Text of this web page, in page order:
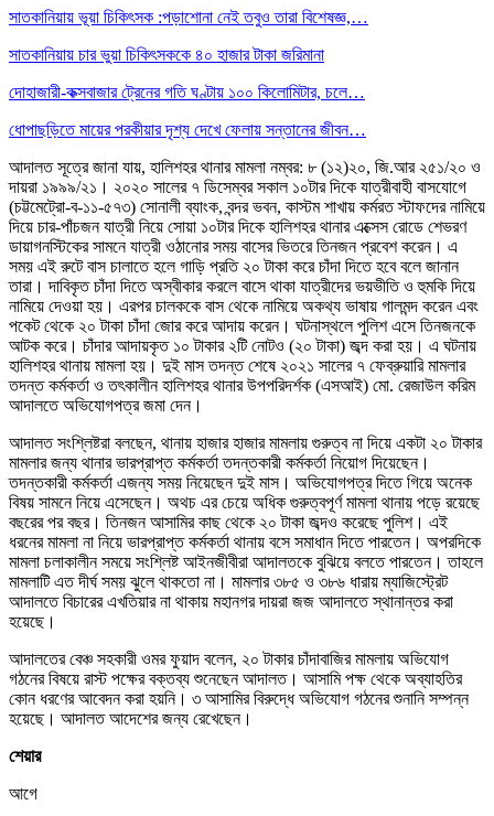
সাতকানিয়ায় ভূয়া চিকিৎসক :পড়াশোনা নেই তবুও তারা বিশেষজ্ঞ,…
সাতকানিয়ায় চার ভুয়া চিকিৎসককে ৪০ হাজার টাকা জরিমানা
দোহাজারী-কক্সবাজার ট্রেনের গতি ঘণ্টায় ১০০ কিলোমিটার, চলে…
ধোপাছড়িতে মায়ের পরকীয়ার দৃশ্য দেখে ফেলায় সন্তানের জীবন…
আদালত সূত্রে জানা যায়, হালিশহর থানার মামলা নম্বর: ৮ (১২)২০, জি.আর ২৫১/২০ ও
দায়রা ১৯৯৯/২১। ২০২০ সালের ৭ ডিসেম্বর সকাল ১০টার দিকে যাত্রীবাহী বাসযোগে
(চট্টমেট্রো-ব-১১-৫৭৩) সোনালী ব্যাংক, বন্দর ভবন, কাস্টম শাখায় কর্মরত স্টাফদের নামিয়ে
দিয়ে চার-পাঁচজন যাত্রী নিয়ে সোয়া ১০টার দিকে হালিশহর থানার এক্সেস রোডে শেভরণ
ডায়াগনস্টিকের সামনে যাত্রী ওঠানোর সময় বাসের ভিতরে তিনজন প্রবেশ করেন। এ
সময় এই রুটে বাস চালাতে হলে গাড়ি প্রতি ২০ টাকা করে চাঁদা দিতে হবে বলে জানান
তারা। দাবিকৃত চাঁদা দিতে অস্বীকার করলে বাসে থাকা যাত্রীদের ভয়ভীতি ও হুমকি দিয়ে
নামিয়ে দেওয়া হয়। এরপর চালককে বাস থেকে নামিয়ে অকথ্য ভাষায় গালমন্দ করেন এবং
পকেট থেকে ২০ টাকা চাঁদা জোর করে আদায় করেন। ঘটনাস্থলে পুলিশ এসে তিনজনকে
আটক করে। চাঁদার আদায়কৃত ১০ টাকার ২টি নোটও (২০ টাকা) জব্দ করা হয়। এ ঘটনায়
হালিশহর থানায় মামলা হয়। দুই মাস তদন্ত শেষে ২০২১ সালের ৭ ফেব্রুয়ারি মামলার
তদন্ত কর্মকর্তা ও তৎকালীন হালিশহর থানার উপপরিদর্শক (এসআই) মো. রেজাউল করিম
আদালতে অভিযোগপত্র জমা দেন।
আদালত সংশ্লিষ্টরা বলছেন, থানায় হাজার হাজার মামলায় গুরুত্ব না দিয়ে একটা ২০ টাকার
মামলার জন্য থানার ভারপ্রাপ্ত কর্মকর্তা তদন্তকারী কর্মকর্তা নিয়োগ দিয়েছেন।
তদন্তকারী কর্মকর্তা এজন্য সময় নিয়েছেন দুই মাস। অভিযোগপত্র দিতে গিয়ে অনেক
বিষয় সামনে নিয়ে এসেছেন। অথচ এর চেয়ে অধিক গুরুত্বপূর্ণ মামলা থানায় পড়ে রয়েছে
বছরের পর বছর। তিনজন আসামির কাছ থেকে ২০ টাকা জব্দও করেছে পুলিশ। এই
ধরনের মামলা না নিয়ে ভারপ্রাপ্ত কর্মকর্তা থানায় বসে সমাধান দিতে পারতেন। অপরদিকে
মামলা চলাকালীন সময়ে সংশ্লিষ্ট আইনজীবীরা আদালতকে বুঝিয়ে বলতে পারতেন। তাহলে
মামলাটি এত দীর্ঘ সময় ঝুলে থাকতো না। মামলার ৩৮৫ ও ৩৮৬ ধারায় ম্যাজিস্ট্রেট
আদালতে বিচারের এখতিয়ার না থাকায় মহানগর দায়রা জজ আদালতে স্থানান্তর করা
হয়েছে।
আদালতের বেঞ্চ সহকারী ওমর ফুয়াদ বলেন, ২০ টাকার চাঁদাবাজির মামলায় অভিযোগ
গঠনের বিষয়ে রাস্ট পক্ষের বক্তব্য শুনেছেন আদালত। আসামি পক্ষ থেকে অব্যাহতির
কোন ধরণের আবেদন করা হয়নি। ৩ আসামির বিরুদ্ধে অভিযোগ গঠনের শুনানি সম্পন্ন
হয়েছে। আদালত আদেশের জন্য রেখেছেন।
শেয়ার
আগে